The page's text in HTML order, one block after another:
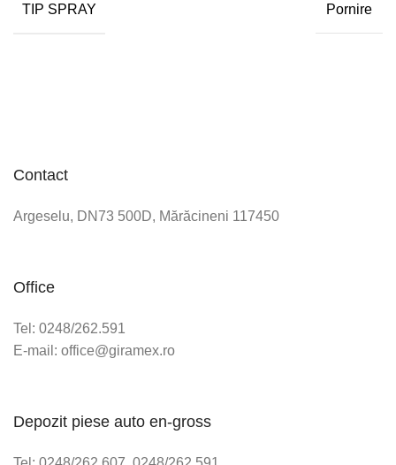
TIP SPRAY Pornire
Contact
Argeselu, DN73 500D, Mărăcineni 117450
Office
Tel: 0248/262.591
E-mail: office@giramex.ro
Depozit piese auto en-gross